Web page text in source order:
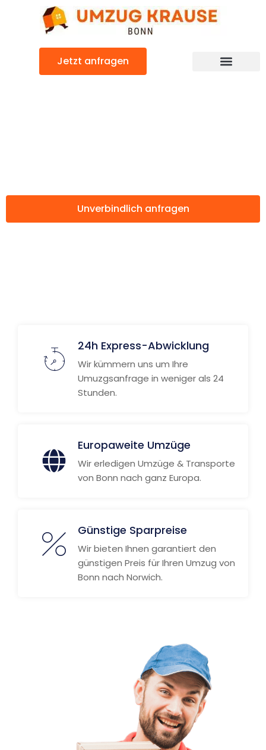
Jetzt anfragen
Unverbindlich anfragen
24h Express-Abwicklung
Wir kümmern uns um Ihre
Umuzgsanfrage in weniger als 24
Stunden.
Europaweite Umzüge
Wir erledigen Umzüge & Transporte
von Bonn nach ganz Europa.
Günstige Sparpreise
Wir bieten Ihnen garantiert den
günstigen Preis für Ihren Umzug von
Bonn nach Norwich.